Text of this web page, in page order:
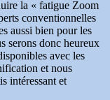
la « fatigue Zoom
conventionnelles
aussi bien pour les
serons donc heureux
avec les
et nous
intéressant et